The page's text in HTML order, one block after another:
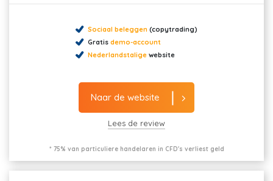
Sociaal beleggen (copytrading)
Gratis demo-account
Nederlandstalige website
Naar de website
Lees de review
* 75% van particuliere handelaren in CFD's verliest geld